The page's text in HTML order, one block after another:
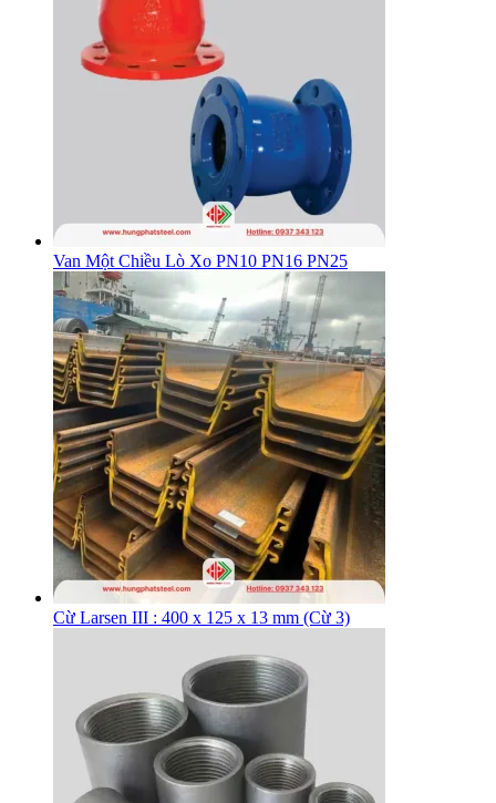
Van Một Chiều Lò Xo PN10 PN16 PN25
Cừ Larsen III : 400 x 125 x 13 mm (Cừ 3)